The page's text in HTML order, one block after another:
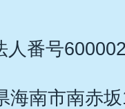
人番号
海南市南赤